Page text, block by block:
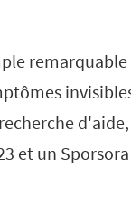
et un